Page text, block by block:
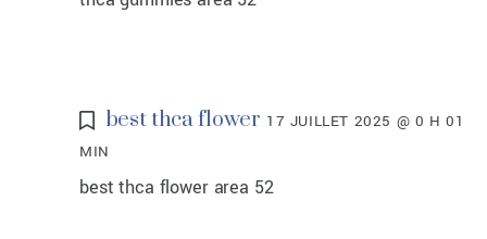
best thca flower 17 JUILLET 2025 @ 0 H 01
MIN
best thca flower area 52